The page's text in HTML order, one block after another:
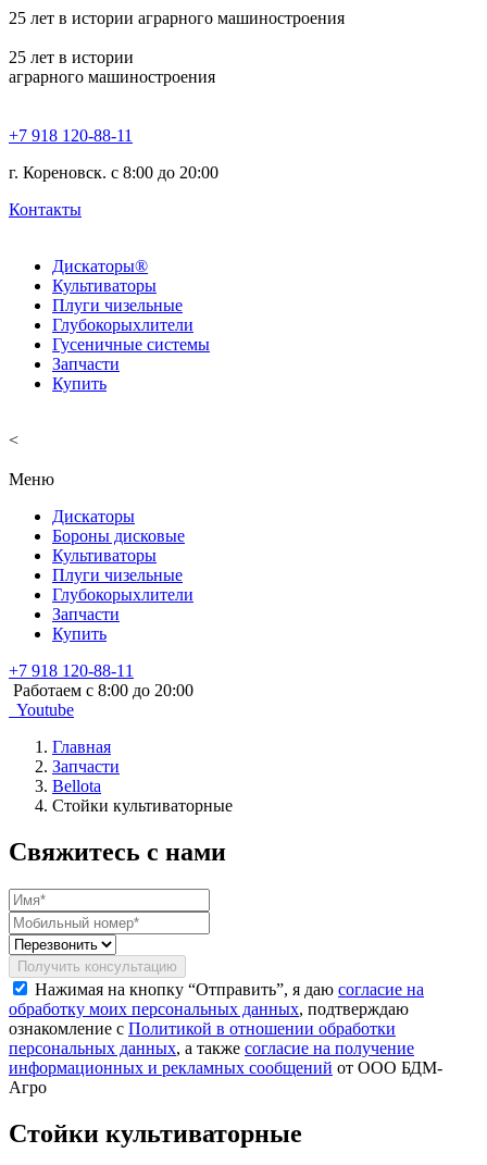
25 лет в истории аграрного машиностроения
25 лет в истории
аграрного машиностроения
+7 918 120-88-11
г. Кореновск. c 8:00 до 20:00
Контакты
Дискаторы®
Культиваторы
Плуги чизельные
Глубокорыхлители
Гусеничные системы
Запчасти
Купить
<
Меню
Дискаторы
Бороны дисковые
Культиваторы
Плуги чизельные
Глубокорыхлители
Запчасти
Купить
+7 918 120-88-11
Работаем c 8:00 до 20:00
Youtube
Главная
Запчасти
Bellota
Стойки культиваторные
Свяжитесь с нами
Получить консультацию
Нажимая на кнопку “Отправить”, я даю согласие на
обработку моих персональных данных, подтверждаю
ознакомление с Политикой в отношении обработки
персональных данных, а также согласие на получение
информационных и рекламных сообщений от ООО БДМ-
Агро
Стойки культиваторные